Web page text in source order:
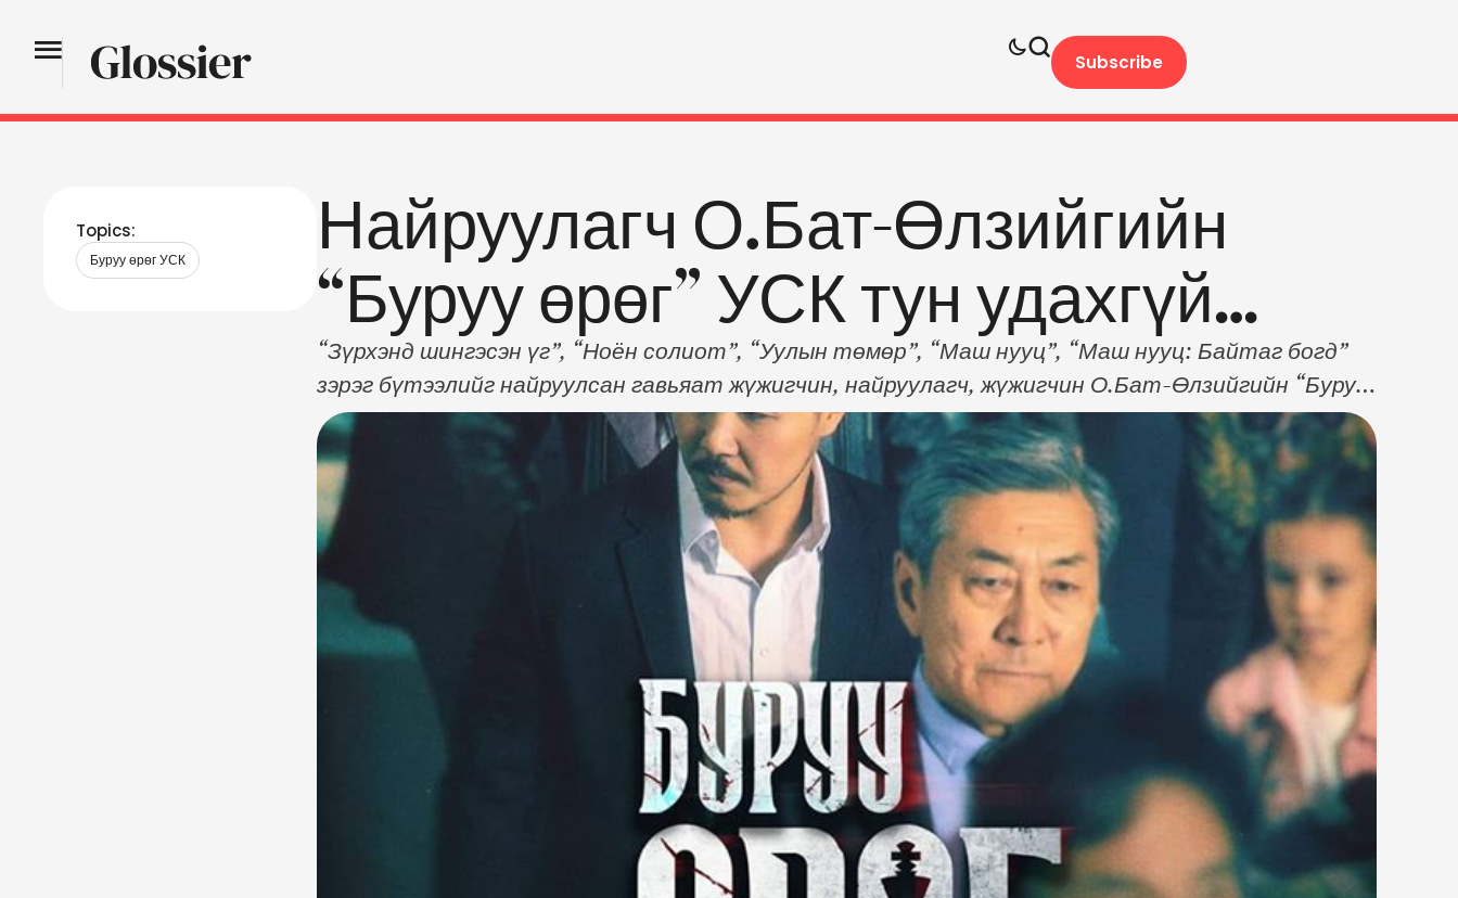
Subscribe
Topics:
Буруу өрөг УСК
Найруулагч О.Бат-Өлзийгийн
“Буруу өрөг” УСК тун удахгүй…
“Зүрхэнд шингэсэн үг”, “Ноён солиот”, “Уулын төмөр”, “Маш нууц”, “Маш нууц: Байтаг богд”
зэрэг бүтээлийг найруулсан гавьяат жүжигчин, найруулагч, жүжигчин О.Бат-Өлзийгийн “Буруу
өрөг” уран сайхны кино ирэх оны нэгдүгээр сарын 10-нд нээлтээ хийхээр зэхжээ. ~Найруулагч
О.Бат-Өлзийгийн “Буруу өрөг” УСК тун удахгүй...~ Эл бүтээлийн гол дүрд “37-р точка”
киногоороо үзэгчдийг байлдан дагуулаад буй соёлын тэргүүний ажилтан, …